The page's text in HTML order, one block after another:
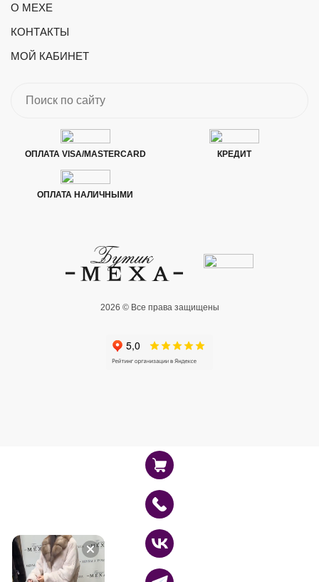
О МЕХЕ
КОНТАКТЫ
МОЙ КАБИНЕТ
ОПЛАТА VISA/MASTERCARD КРЕДИТ
ОПЛАТА НАЛИЧНЫМИ
2026 © Все права защищены